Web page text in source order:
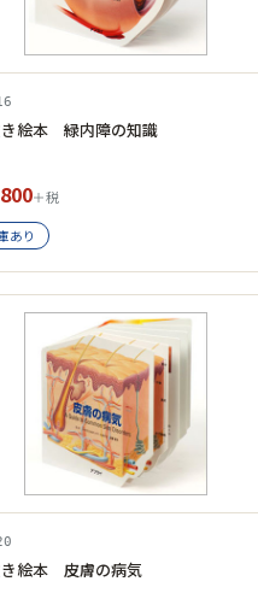
絵本 緑内障の知識
＋税
あり
絵本 皮膚の病気